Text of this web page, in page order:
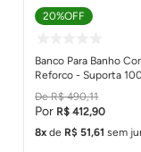
20%OFF
Banco Para Banho
Reforco - Suporta
R$ 490,11
R$ 412,90
8
de R$ 51,61 sem